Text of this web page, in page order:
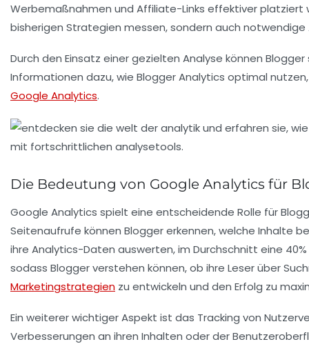
Werbemaßnahmen und Affiliate-Links effektiver platziert
bisherigen Strategien messen, sondern auch
Durch den Einsatz einer gezielten Analyse können
Informationen dazu, wie Blogger Analytics optimal
Google Analytics.
Die Bedeutung von Google Analytics für
Google Analytics spielt eine entscheidende Rolle für
Seitenaufrufe können Blogger erkennen, welche Inhalte
ihre Analytics-Daten auswerten, im Durchschnitt eine 40%
sodass Blogger verstehen können, ob ihre Leser über
Marketingstrategien zu entwickeln und den Erfolg zu
Ein weiterer wichtiger Aspekt ist das Tracking von
Verbesserungen an ihren Inhalten oder der